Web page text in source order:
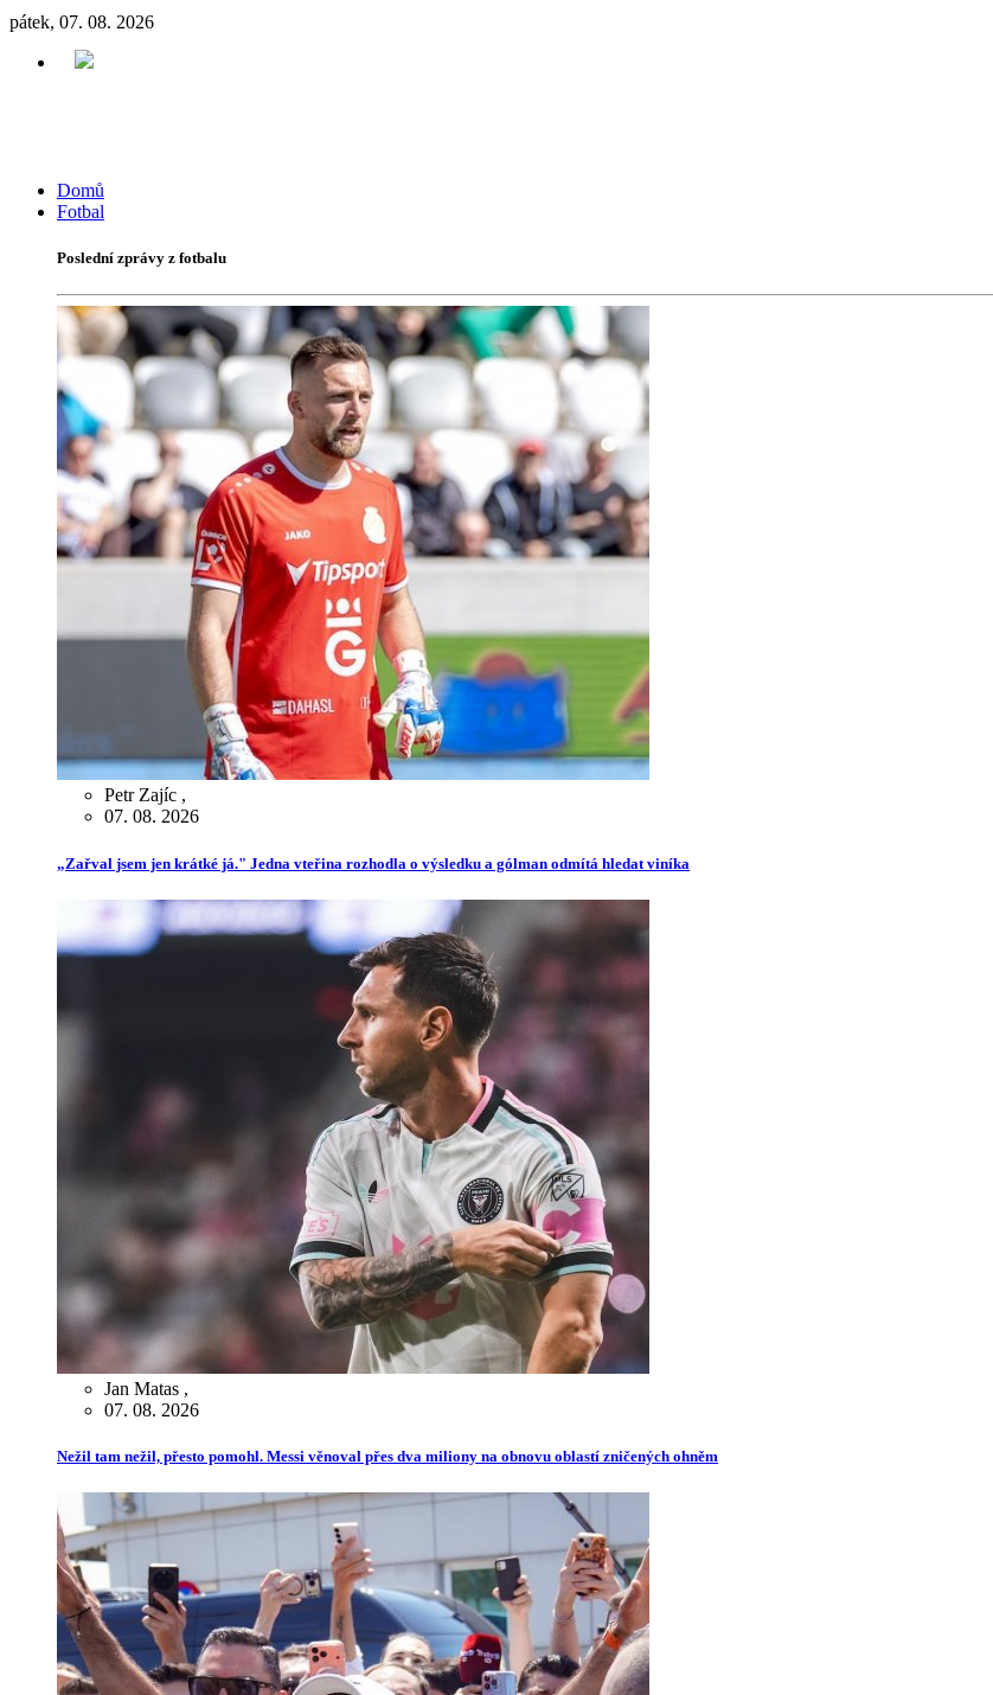
pátek, 07. 08. 2026
Domů
Fotbal
Poslední zprávy z fotbalu
Petr Zajíc ,
07. 08. 2026
„Zařval jsem jen krátké já." Jedna vteřina rozhodla o výsledku a gólman odmítá hledat viníka
Jan Matas ,
07. 08. 2026
Nežil tam nežil, přesto pomohl. Messi věnoval přes dva miliony na obnovu oblastí zničených ohněm